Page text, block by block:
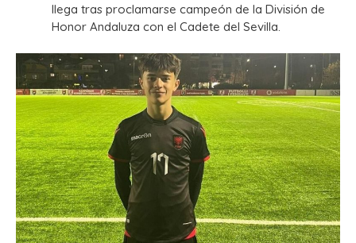
llega tras proclamarse campeón de la División de
Honor Andaluza con el Cadete del Sevilla.